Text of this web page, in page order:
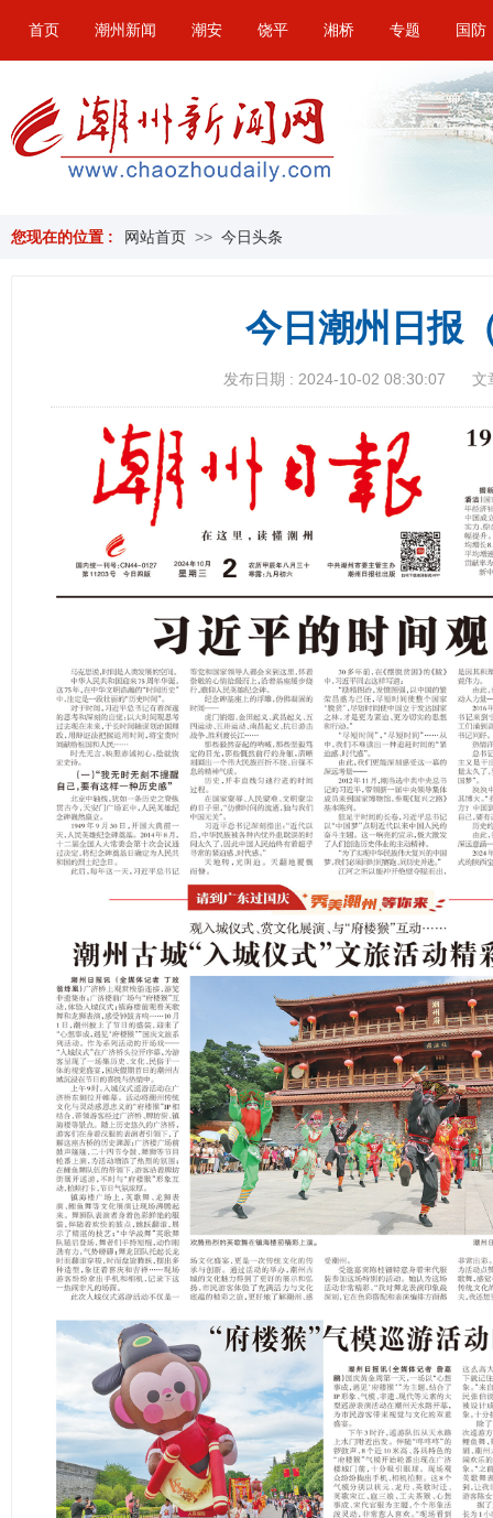
首页 潮州新闻 潮安 饶平 湘桥 专题 国防
您现在的位置 : 网站首页 >> 今日头条
今日潮州日报
发布日期 : 2024-10-02 08:30:07 文